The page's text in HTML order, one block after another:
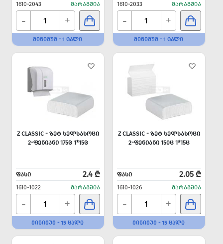
1610-2043 ᲛᲐᲠᲐᲒᲨᲘᲐ
- +
ᲛᲘᲜᲘᲛᲣᲛ - 1 ᲪᲐᲚᲘ
1610-2033 ᲛᲐᲠᲐᲒᲨᲘᲐ
- +
ᲛᲘᲜᲘᲛᲣᲛ - 1 ᲪᲐᲚᲘ
Z CLASSIC - ᲖᲔᲢ ᲮᲔᲚᲡᲐᲮᲝᲪᲘ
2-ᲤᲔᲜᲘᲐᲜᲘ 175Ც 1*15Ც
ᲤᲐᲡᲘ 2.4 ₾
1610-1022 ᲛᲐᲠᲐᲒᲨᲘᲐ
- +
ᲛᲘᲜᲘᲛᲣᲛ - 15 ᲪᲐᲚᲘ
Z CLASSIC - ᲖᲔᲢ ᲮᲔᲚᲡᲐᲮᲝᲪᲘ
2-ᲤᲔᲜᲘᲐᲜᲘ 150Ც 1*15Ც
ᲤᲐᲡᲘ 2.05 ₾
1610-1026 ᲛᲐᲠᲐᲒᲨᲘᲐ
- +
ᲛᲘᲜᲘᲛᲣᲛ - 15 ᲪᲐᲚᲘ